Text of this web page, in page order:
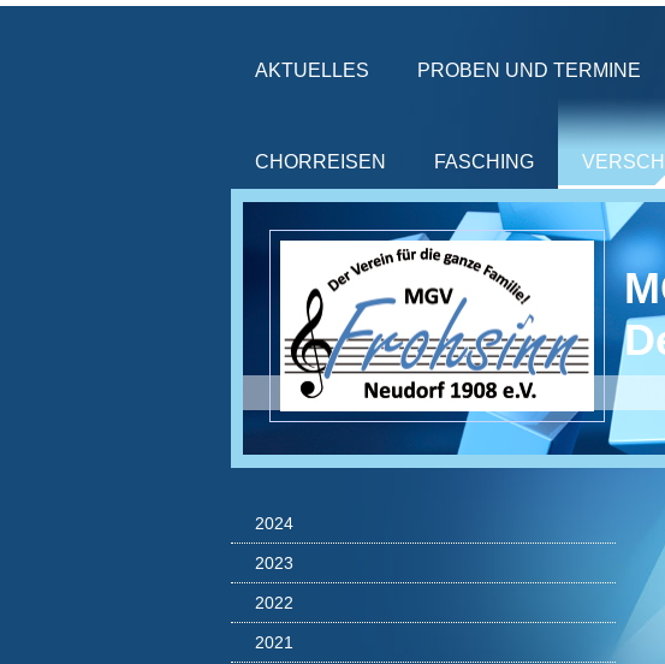
AKTUELLES PROBEN UND TERMINE
CHORREISEN FASCHING
2024
2023
2022
2021